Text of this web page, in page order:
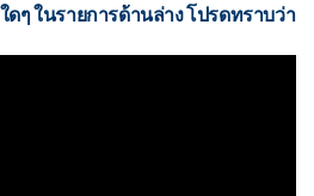
ๆ ในรายการด้านล่าง โปรดทราบว่า